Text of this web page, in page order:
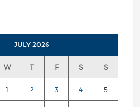
JULY 2026
W T F S S
1 2 3 4 5